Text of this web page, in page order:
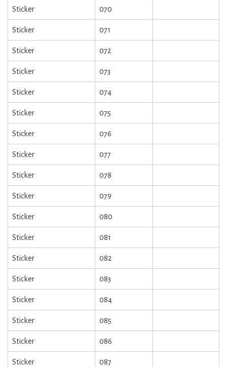
Sticker 070
Sticker 071
Sticker 072
Sticker 073
Sticker 074
Sticker 075
Sticker 076
Sticker 077
Sticker 078
Sticker 079
Sticker 080
Sticker 081
Sticker 082
Sticker 083
Sticker 084
Sticker 085
Sticker 086
Sticker 087